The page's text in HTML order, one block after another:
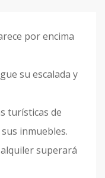
por encima
su escalada y
turísticas de
inmuebles.
superará